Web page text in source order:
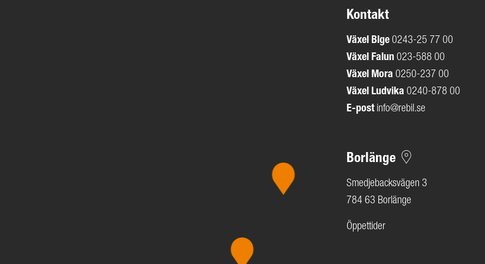
Kontakt
Växel Blge 0243-25 77 00
Växel Falun 023-588 00
Växel Mora 0250-237 00
Växel Ludvika 0240-878 00
E-post info@rebil.se
Borlänge
Smedjebacksvägen 3
784 63 Borlänge
Öppettider